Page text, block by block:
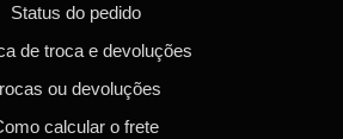
Status do pedido
de troca e devoluções
ou devoluções
calcular o frete